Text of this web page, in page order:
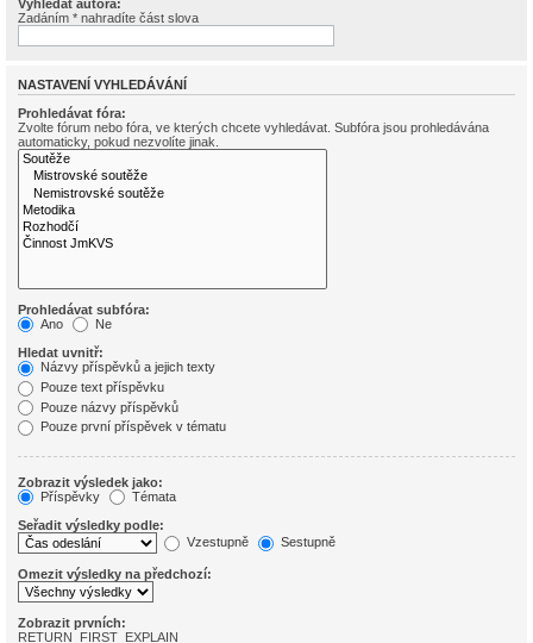
Vyhledat autora:
Zadáním * nahradíte část slova
NASTAVENÍ VYHLEDÁVÁNÍ
Prohledávat fóra:
Zvolte fórum nebo fóra, ve kterých chcete vyhledávat. Subfóra jsou prohledávána
automaticky, pokud nezvolíte jinak.
Prohledávat subfóra:
Ano
Ne
Hledat uvnitř:
Názvy příspěvků a jejich texty
Pouze text příspěvku
Pouze názvy příspěvků
Pouze první příspěvek v tématu
Zobrazit výsledek jako:
Příspěvky
Témata
Seřadit výsledky podle:
Vzestupně
Sestupně
Omezit výsledky na předchozí:
Zobrazit prvních:
RETURN_FIRST_EXPLAIN